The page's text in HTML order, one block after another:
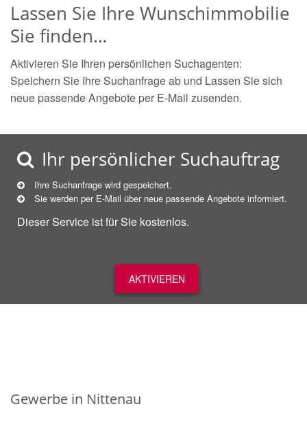
Lassen Sie Ihre Wunschimmobilie
Sie finden…
Aktivieren Sie Ihren persönlichen Suchagenten:
Speichern Sie Ihre Suchanfrage ab und Lassen Sie sich
neue passende Angebote per E-Mail zusenden.
Ihr persönlicher Suchauftrag
Ihre Suchanfrage wird gespeichert.
Sie werden per E-Mail über neue passende Angebote informiert.
Dieser Service ist für Sie kostenlos.
AKTIVIEREN
Gewerbe in Nittenau